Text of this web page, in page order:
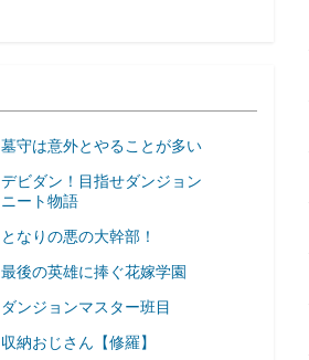
墓守は意外とやることが多い
デビダン！目指せダンジョン
ニート物語
となりの悪の大幹部！
最後の英雄に捧ぐ花嫁学園
ダンジョンマスター班目
収納おじさん【修羅】